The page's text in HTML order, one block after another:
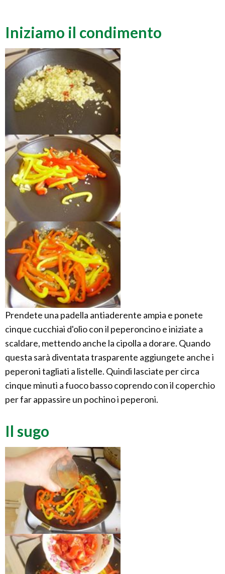
Iniziamo il condimento
Prendete una padella antiaderente ampia e ponete
cinque cucchiai d'olio con il peperoncino e iniziate a
scaldare, mettendo anche la cipolla a dorare. Quando
questa sarà diventata trasparente aggiungete anche i
peperoni tagliati a listelle. Quindi lasciate per circa
cinque minuti a fuoco basso coprendo con il coperchio
per far appassire un pochino i peperoni.
Il sugo